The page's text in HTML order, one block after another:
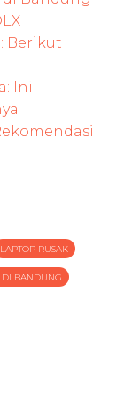
Berikut
Ini
LAPTOP RUSAK
DI BANDUNG